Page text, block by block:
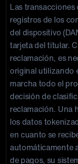
Las transacciones
registros de los
del dispositivo
tarjeta del titular.
reclamación, es
original utilizando
marcha todo el
decisión de
reclamación. Una
los datos
en cuanto se
automáticamente
de pagos, su